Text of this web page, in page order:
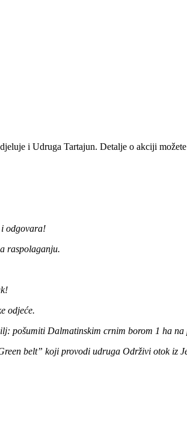
i Udruga Tartajun. Detalje o akciji
i odgovara!
raspolaganju.
odjeće.
Dalmatinskim crnim borom 1 ha
belt” koji provodi udruga Održivi otok iz